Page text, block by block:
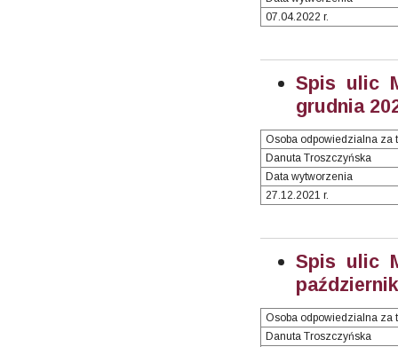
07.04.2022 r.
Spis ulic
grudnia
Osoba odpowiedzialna za
Danuta Troszczyńska
Data wytworzenia
27.12.2021 r.
Spis ulic
Osoba odpowiedzialna za
Danuta Troszczyńska